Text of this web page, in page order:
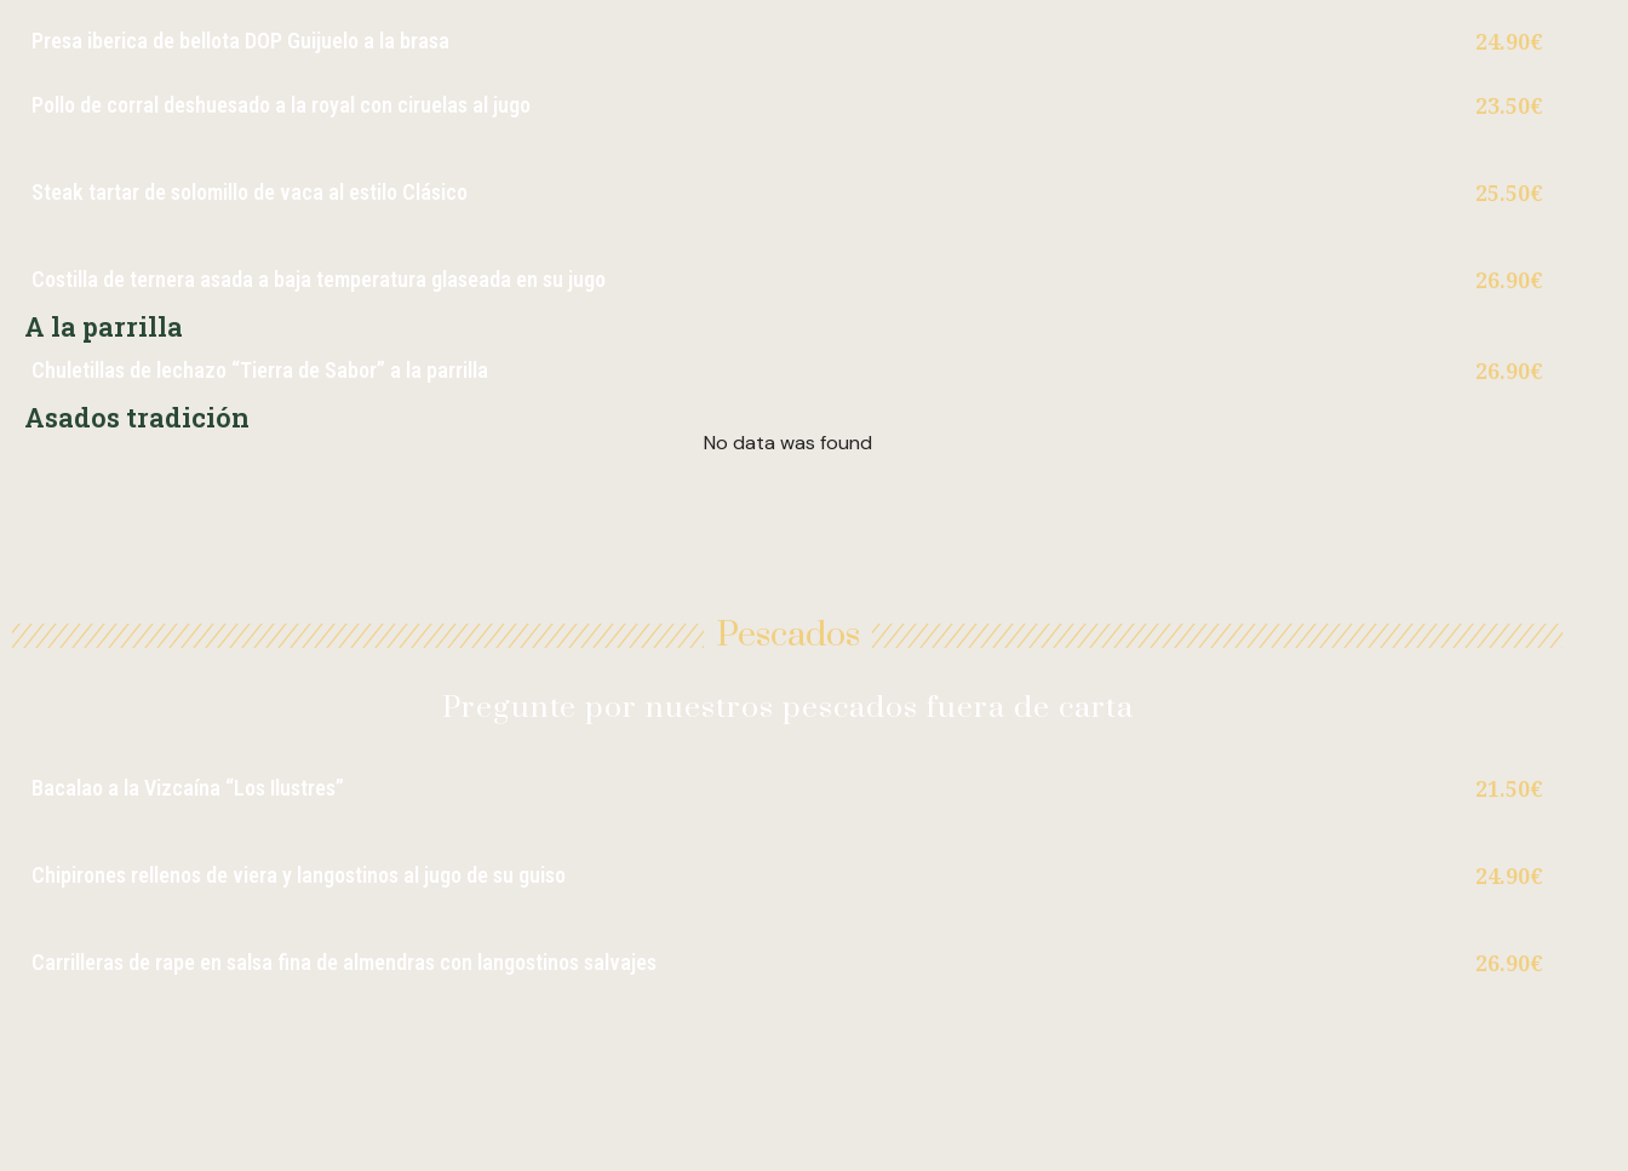
Presa iberica de bellota DOP Guijuelo a la brasa 24.90€
Pollo de corral deshuesado a la royal con ciruelas al jugo 23.50€
Steak tartar de solomillo de vaca al estilo Clásico 25.50€
Costilla de ternera asada a baja temperatura glaseada en su jugo 26.90€
A la parrilla
Chuletillas de lechazo “Tierra de Sabor” a la parrilla 26.90€
Asados tradición
No data was found
Pescados
Pregunte por nuestros pescados fuera de carta
Bacalao a la Vizcaína “Los Ilustres” 21.50€
Chipirones rellenos de viera y langostinos al jugo de su guiso 24.90€
Carrilleras de rape en salsa fina de almendras con langostinos salvajes 26.90€